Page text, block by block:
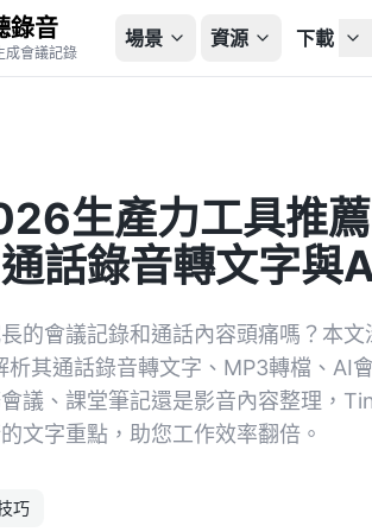
錄音
成會議記錄
場景 資源 下載
生產力工具推
話錄音轉文字與
的會議記錄和通話內容頭痛嗎？本
析其通話錄音轉文字、MP3轉檔、AI
議、課堂筆記還是影音內容整理，
文字重點，助您工作效率翻倍。
巧